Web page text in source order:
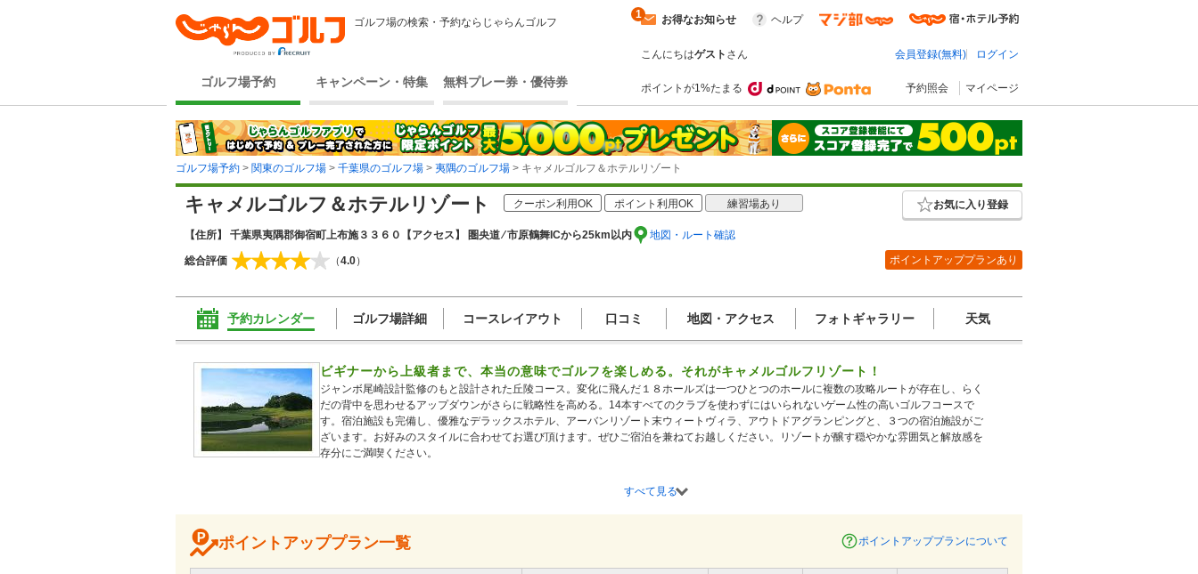
ゴルフ場の検索・予約ならじゃらんゴルフ
ゴルフ場予約 キャンペーン・特集 無料プレー券・優待券
お得なお知らせ
1 ヘルプ
こんにちはゲスト さん 会員登録(無料) ログイン
ポイントが1%たまる 予約照会 マイページ
ゴルフ場予約 > 関東のゴルフ場 > 千葉県のゴルフ場 > 夷隅のゴルフ場 > キャメルゴルフ＆ホテルリゾート
キャメルゴルフ＆ホテルリゾート クーポン利用OK ポイント利用OK 練習場あり お気に入り登録
【住所】 千葉県夷隅郡御宿町上布施３３６０ 【アクセス】 圏央道 ⁄ 市原鶴舞ICから25km以内 地図・ルート確認
総合評価 （4.0） ポイントアッププランあり
予約カレンダー ゴルフ場詳細 コースレイアウト 口コミ 地図・アクセス フォトギャラリー 天気
ビギナーから上級者まで、本当の意味でゴルフを楽しめる。それがキャメルゴルフリゾート！
ジャンボ尾崎設計監修のもと設計された丘陵コース。変化に飛んだ１８ホールズは一つひとつのホールに複数の攻略ルートが存在し、らく
だの背中を思わせるアップダウンがさらに戦略性を高める。14本すべてのクラブを使わずにはいられないゲーム性の高いゴルフコースで
す。宿泊施設も完備し、優雅なデラックスホテル、アーバンリゾート末ウィートヴィラ、アウトドアグランピングと、３つの宿泊施設がご
ざいます。お好みのスタイルに合わせてお選び頂けます。ぜひご宿泊を兼ねてお越しください。リゾートが醸す穏やかな雰囲気と解放感を
存分にご満喫ください。
＊卓球・ビリヤード・ダーツ・カラオケ
＊愛犬パラダイス（ワンちゃん滞在スペース）ドッグラン
＊ポニーランド
すべて見る
ポイントアッププラン一覧 ポイントアッププランについて